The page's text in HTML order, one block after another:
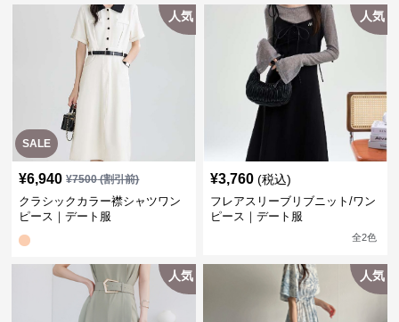
SALE
人気
¥6,940 ¥7500(割引前)
クラシックカラー襟シャツワン
ピース｜デート服
人気
¥3,760 (税込)
フレアスリーブリブニット/ワン
ピース｜デート服
全2色
人気 人気